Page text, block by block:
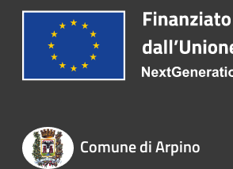
Comune di Arpino